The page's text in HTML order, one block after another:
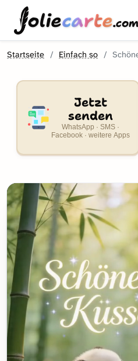
oliecarte.com
Startseite Einfach so
Jetzt
senden
WhatsApp · SMS ·
Facebook · weitere Apps